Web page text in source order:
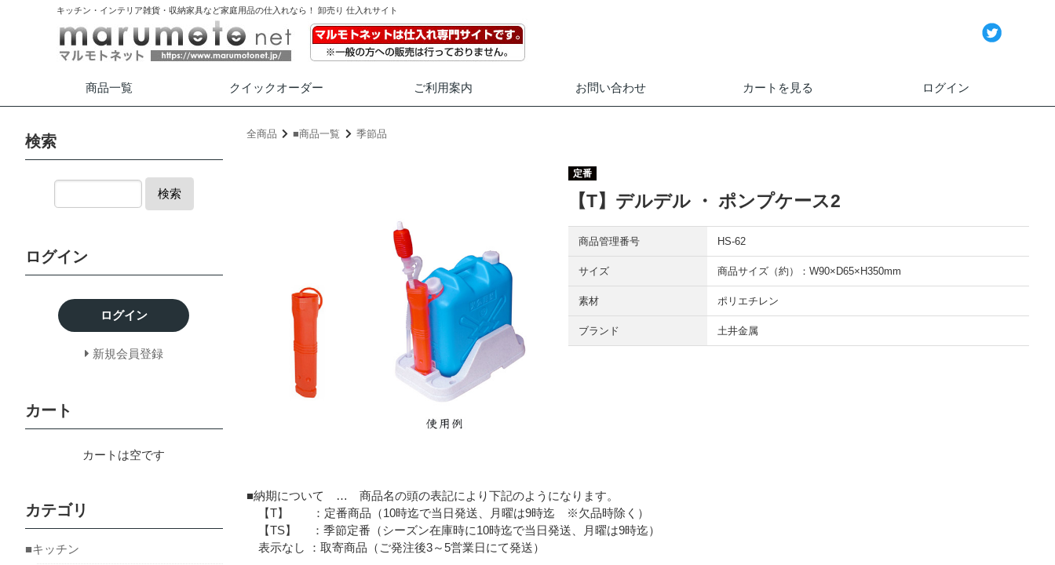
キッチン・インテリア雑貨・収納家具など家庭用品の仕入れなら！ 卸売り 仕入れサイト
商品一覧 クイックオーダー ご利用案内 お問い合わせ カートを見る ログイン
全商品 ■商品一覧 季節品
定番
【T】デルデル ・ ポンプケース2
商品管理番号 HS-62
サイズ 商品サイズ（約）：W90×D65×H350mm
素材 ポリエチレン
ブランド 土井金属
■納期について … 商品名の頭の表記により下記のようになります。
【T】 ：定番商品（10時迄で当日発送、月曜は9時迄 ※欠品時除く）
【TS】 ：季節定番（シーズン在庫時に10時迄で当日発送、月曜は9時迄）
表示なし ：取寄商品（ご発注後3～5営業日にて発送）
検索
検索
ログイン
ログイン
新規会員登録
カート
カートは空です
カテゴリ
■キッチン